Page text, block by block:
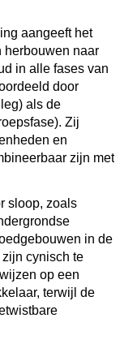
aangeeft het
herbouwen naar
in alle fases van
door
als de
Zij
en
zijn met
sloop, zoals
in de
zijn cynisch te
op een
terwijl de